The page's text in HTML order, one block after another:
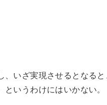
いざ実現させるとなる
いうわけにはいかない。